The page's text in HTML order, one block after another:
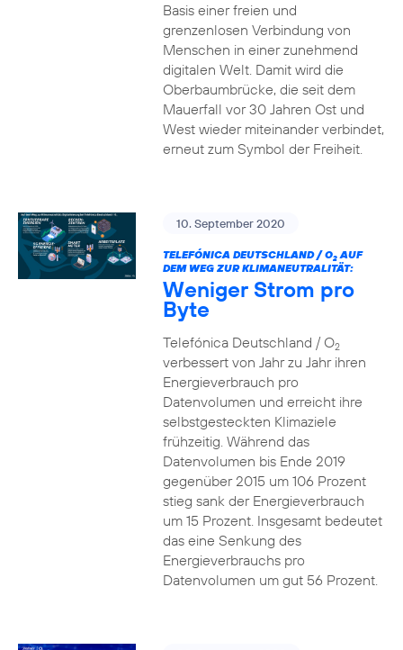
Basis einer freien und
grenzenlosen Verbindung von
Menschen in einer zunehmend
digitalen Welt. Damit wird die
Oberbaumbrücke, die seit dem
Mauerfall vor 30 Jahren Ost und
West wieder miteinander verbindet,
erneut zum Symbol der Freiheit.
10. September 2020
TELEFÓNICA DEUTSCHLAND / O2AUF
DEM WEG ZUR KLIMANEUTRALITÄT:
Weniger Strom pro
Byte
Telefónica Deutschland / O2
verbessert von Jahr zu Jahr ihren
Energieverbrauch pro
Datenvolumen und erreicht ihre
selbstgesteckten Klimaziele
frühzeitig. Während das
Datenvolumen bis Ende 2019
gegenüber 2015 um 106 Prozent
stieg sank der Energieverbrauch
um 15 Prozent. Insgesamt bedeutet
das eine Senkung des
Energieverbrauchs pro
Datenvolumen um gut 56 Prozent.